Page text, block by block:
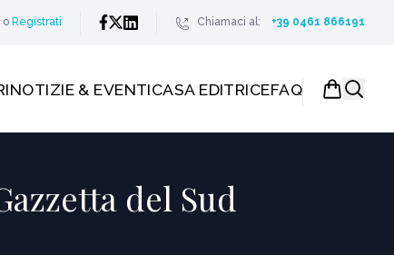
o Registrati Chiamaci al: +39 0461 866191
NOTIZIE & EVENTICASA EDITRICEFAQ
del Sud